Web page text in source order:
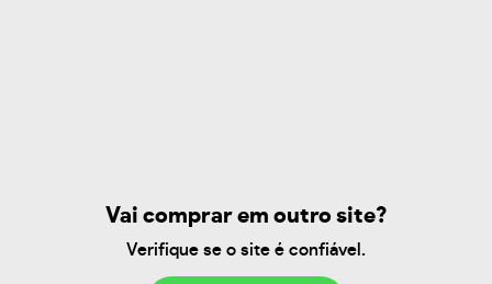
Vai comprar em outro site?
Verifique se o site é confiável.